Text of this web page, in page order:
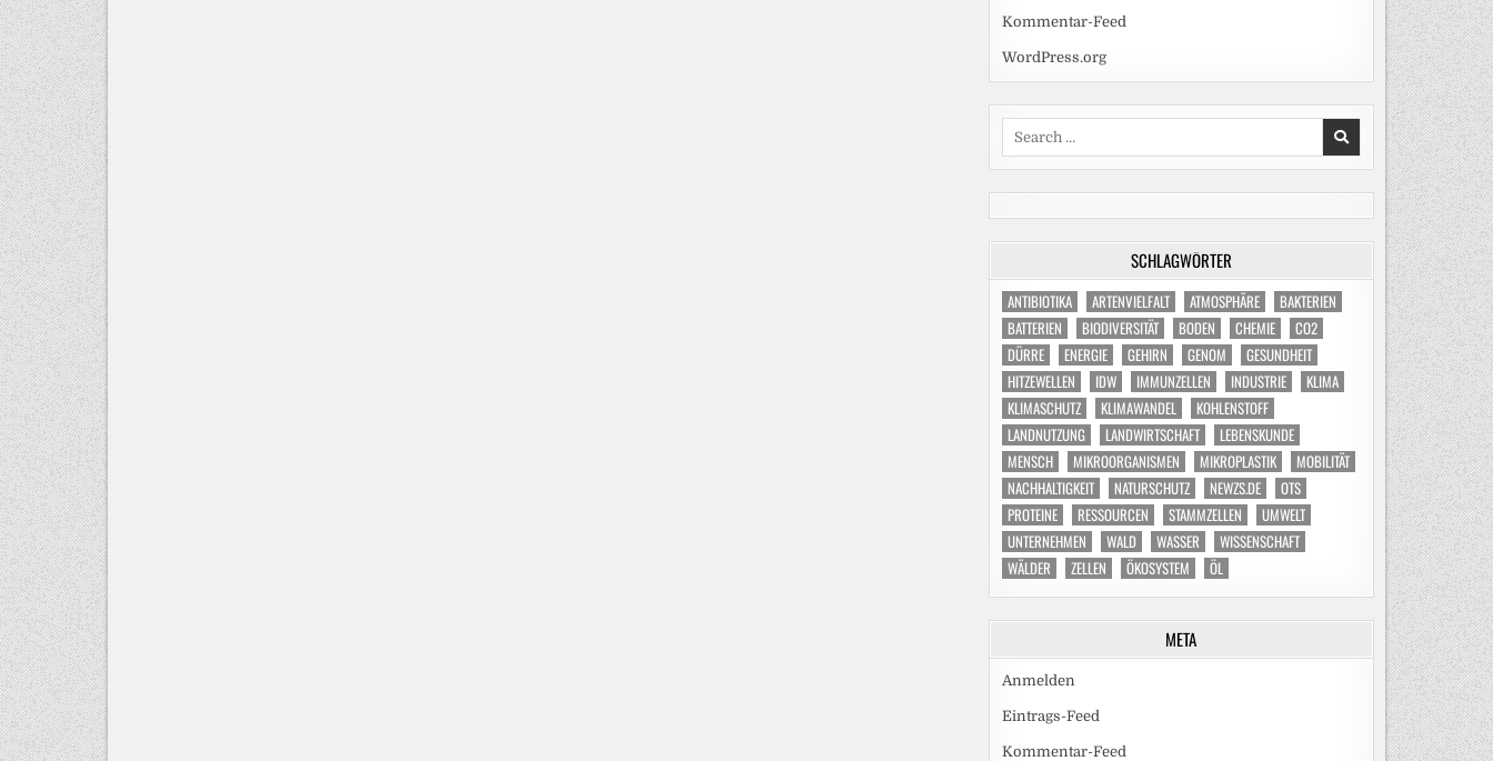
Kommentar-Feed
WordPress.org
SCHLAGWÖRTER
ANTIBIOTIKA ARTENVIELFALT ATMOSPHÄRE
BAKTERIEN
BATTERIEN
BIODIVERSITÄT BODEN CHEMIE
CO2
DÜRRE
ENERGIE GEHIRN GENOM
GESUNDHEIT
HITZEWELLEN
IDW IMMUNZELLEN INDUSTRIE
KLIMA
KLIMASCHUTZ
KLIMAWANDEL
KOHLENSTOFF
LANDNUTZUNG
LANDWIRTSCHAFT
LEBENSKUNDE
MENSCH
MIKROORGANISMEN MIKROPLASTIK
MOBILITÄT
NACHHALTIGKEIT
NATURSCHUTZ NEWZS.DE
OTS
PROTEINE
RESSOURCEN STAMMZELLEN
UMWELT
UNTERNEHMEN
WALD WASSER
WISSENSCHAFT
WÄLDER
ZELLEN ÖKOSYSTEM ÖL
META
Anmelden
Eintrags-Feed
Kommentar-Feed